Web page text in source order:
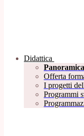
Didattica
Panoramica
Offerta
I progetti
Programmi